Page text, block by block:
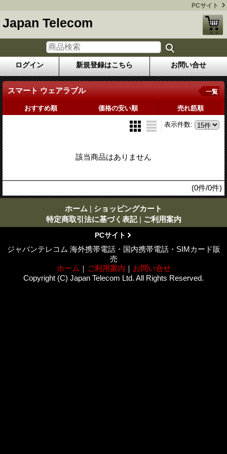
PCサイト
Japan Telecom
ログイン 新規登録はこちら お問い合せ
スマート ウェアラブル 一覧
おすすめ順 価格の安い順 売れ筋順
表示件数:
該当商品はありません
(0件/0件)
ホーム | ショッピングカート
特定商取引法に基づく表記 | ご利用案内
PCサイト
ジャパンテレコム 海外携帯電話・国内携帯電話・SIMカード販
売
ホーム ｜ ご利用案内 ｜ お問い合せ
Copyright (C) Japan Telecom Ltd. All Rights Reserved.